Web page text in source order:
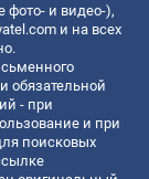
фото- и видео-),
и на всех
обязательной
- при
и при
поисковых